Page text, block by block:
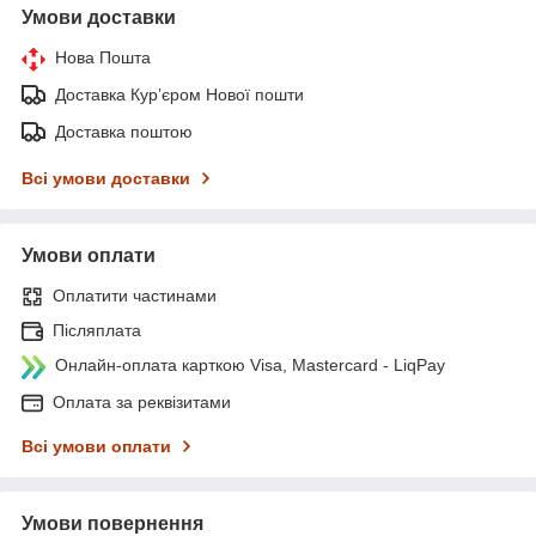
Умови доставки
Нова Пошта
Доставка Курʼєром Нової пошти
Доставка поштою
Всі умови доставки
Умови оплати
Оплатити частинами
Післяплата
Онлайн-оплата карткою Visa, Mastercard - LiqPay
Оплата за реквізитами
Всі умови оплати
Умови повернення